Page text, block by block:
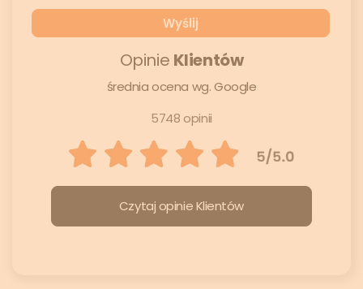
Opinie Klientów
średnia ocena wg. Google
5748 opinii
Czytaj opinie Klientów